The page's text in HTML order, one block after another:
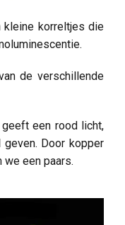
kleine korreltjes die
de verschillende
een rood licht,
Door kopper
we een paars.